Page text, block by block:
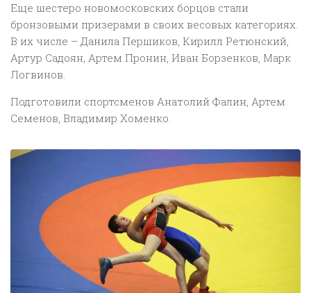
Еще шестеро новомосковских борцов стали
бронзовыми призерами в своих весовых категориях.
В их числе – Данила Першиков, Кирилл Ретюнский,
Артур Садоян, Артем Пронин, Иван Борзенков, Марк
Логвинов.
Подготовили спортсменов Анатолий Фалин, Артем
Семенов, Владимир Хоменко.